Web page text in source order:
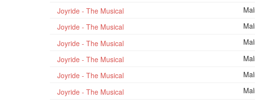
Joyride - The Musical
Joyride - The Musical
Joyride - The Musical
Joyride - The Musical
Joyride - The Musical
Joyride - The Musical